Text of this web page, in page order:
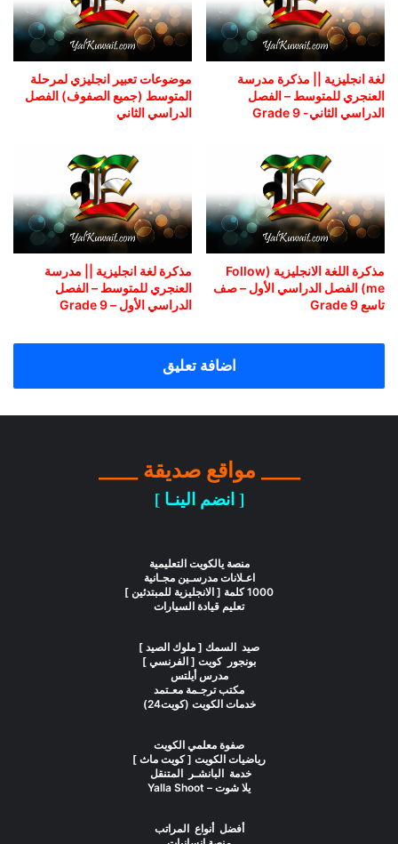
لغة انجليزية || مذكرة مدرسة
العنجري للمتوسط – الفصل
الدراسي الثاني- Grade 9
موضوعات تعبير انجليزي لمرحلة
المتوسط (جميع الصفوف) الفصل
الدراسي الثاني
مذكرة اللغة الانجليزية (Follow
me) الفصل الدراسي الأول – صف
تاسع Grade 9
مذكرة لغة انجليزية || مدرسة
العنجري للمتوسط – الفصل
الدراسي الأول – Grade 9
اضافة تعليق
____ مواقع صديقة ____
[ انضم الينـا ]
منصة يالكويت التعليمية
اعـلانات مدرسـين مجـانية
1000 كلمة [ الانجليزية للمبتدئين ]
تعليم قيادة السيارات
صيد السمك [ ملوك الصيد ]
بونجور كويت [ الفرنسي ]
مدرس أيلتس
مكتب ترجـمة معـتمد
خدمات الكويت (كويت24)
صفوة معلمي الكويت
رياضيات الكويت [ كويت ماث ]
خدمة البانشـر المتنقل
يلا شوت – Yalla Shoot
أفضل أنواع المراتب